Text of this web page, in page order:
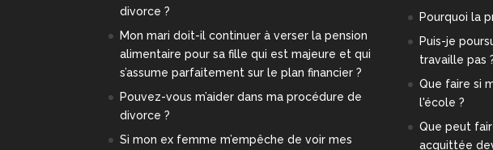
divorce ?
Mon mari doit-il continuer à verser la pension
alimentaire pour sa fille qui est majeure et qui
s’assume parfaitement sur le plan financier ?
Pouvez-vous m’aider dans ma procédure de
divorce ?
Si mon ex femme m’empêche de voir mes
Pourquoi la
Puis-je
travaille pas
Que faire si
l'école ?
Que peut
acquittée